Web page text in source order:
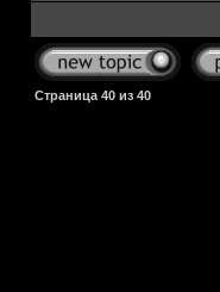
Страница 40 из 40